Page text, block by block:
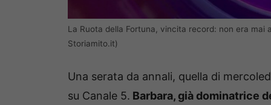
La Ruota della Fortuna, vincita record: non era
Storiamito.it)
Una serata da annali, quella di
su Canale 5. Barbara, già dominatrice